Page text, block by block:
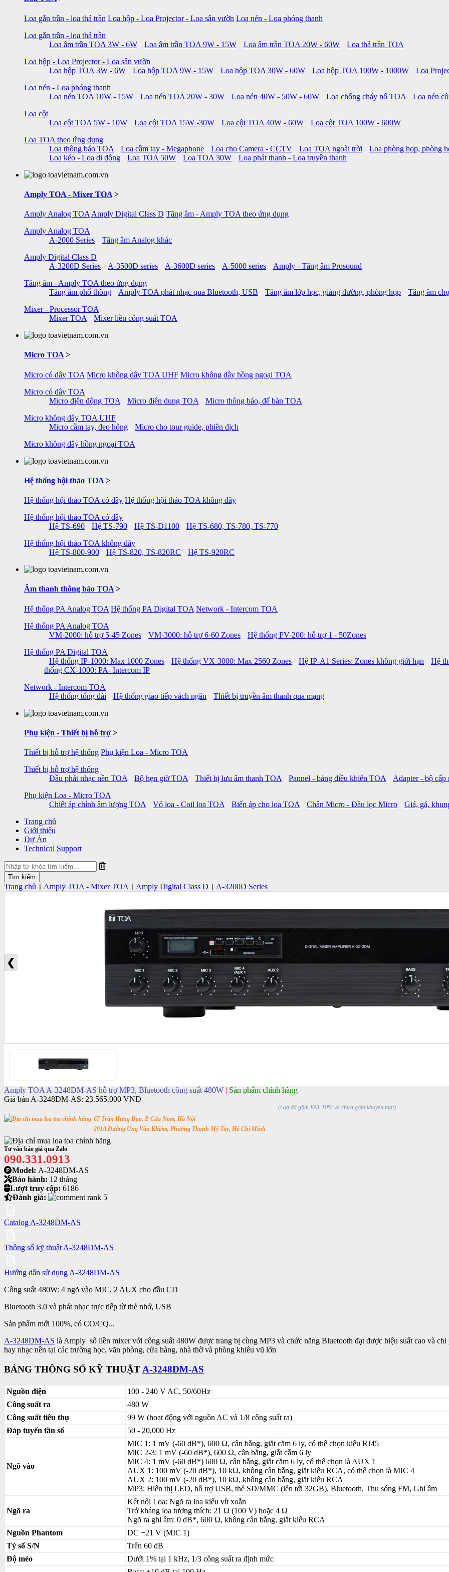
Loa gắn trần - loa thả trần Loa hộp - Loa Projector - Loa sân vườn Loa nén - Loa phóng thanh
Loa gắn trần - loa thả trần
Loa âm trần TOA 3W - 6W
Loa âm trần TOA 9W - 15W Loa âm trần TOA 20W - 60W
Loa thả trần TOA
Loa hộp - Loa Projector - Loa sân vườn
Loa hộp TOA 3W - 6W
Loa hộp TOA 9W - 15W Loa hộp TOA 30W - 60W Loa hộp TOA 100W - 1000W
Loa
Loa nén - Loa phóng thanh
Loa nén TOA 10W - 15W
Loa nén TOA 20W - 30W Loa nén 40W - 50W - 60W Loa chống cháy nổ TOA
Loa nén
Loa cột
Loa cột TOA 5W - 10W
Loa cột TOA 15W -30W Loa cột TOA 40W - 60W
Loa cột TOA 100W - 600W
Loa TOA theo ứng dụng
Loa thông báo TOA
Loa cầm tay - Megaphone Loa cho Camera - CCTV Loa TOA ngoài trời
Loa phòng họp, phòng
Loa kéo - Loa di động
Loa TOA 50W Loa TOA 30W Loa phát thanh - Loa truyền thanh
Amply TOA - Mixer TOA >
Amply Analog TOA Amply Digital Class D Tăng âm - Amply TOA theo ứng dụng
Amply Analog TOA
A-2000 Series
Tăng âm Analog khác
Amply Digital Class D
A-3200D Series
A-3500D series A-3600D series A-5000 series
Amply - Tăng âm Prosound
Tăng âm - Amply TOA theo ứng dụng
Tăng âm phổ thông
Amply TOA phát nhạc qua Bluetooth, USB Tăng âm lớp học, giảng đường, phòng họp
Tăng âm
Mixer - Processor TOA
Mixer TOA
Mixer liền công suất TOA
Micro TOA >
Micro có dây TOA Micro không dây TOA UHF Micro không dây hồng ngoại TOA
Micro có dây TOA
Micro điện động TOA
Micro điện dung TOA
Micro thông báo, để bàn TOA
Micro không dây TOA UHF
Micro cầm tay, đeo hông
Micro cho tour guide, phiên dịch
Micro không dây hồng ngoại TOA
Hệ thống hội thảo TOA >
Hệ thống hội thảo TOA có dây Hệ thống hội thảo TOA không dây
Hệ thống hội thảo TOA có dây
Hệ TS-690
Hệ TS-790 Hệ TS-D1100
Hệ TS-680, TS-780, TS-770
Hệ thống hội thảo TOA không dây
Hệ TS-800-900
Hệ TS-820, TS-820RC Hệ TS-920RC
Âm thanh thông báo TOA >
Hệ thống PA Analog TOA Hệ thống PA Digital TOA Network - Intercom TOA
Hệ thống PA Analog TOA
VM-2000: hỗ trợ 5-45 Zones
VM-3000: hỗ trợ 6-60 Zones
Hệ thống FV-200: hỗ trợ 1 - 50Zones
Hệ thống PA Digital TOA
Hệ thống IP-1000: Max 1000 Zones
Hệ thống VX-3000: Max 2560 Zones Hệ IP-A1 Series: Zones không giới hạn
Hệ
thống CX-1000: PA- Intercom IP
Network - Intercom TOA
Hệ thống tổng đài
Hệ thống giao tiếp vách ngăn Thiết bị truyền âm thanh qua mạng
Phụ kiện - Thiết bị hỗ trợ >
Thiết bị hỗ trợ hệ thống Phụ kiện Loa - Micro TOA
Thiết bị hỗ trợ hệ thống
Đầu phát nhạc nền TOA
Bộ hẹn giờ TOA Thiết bị lưu âm thanh TOA Pannel - bảng điều khiển TOA
Adapter - bộ
Phụ kiện Loa - Micro TOA
Chiết áp chỉnh âm lượng TOA
Vỏ loa - Coil loa TOA Biến áp cho loa TOA Chân Micro - Đầu lọc Micro
Giá, gá,
Trang chủ
Giới thiệu
Dự Án
Technical Support
Trang chủ Amply TOA - Mixer TOA Amply Digital Class D A-3200D Series
❮
Amply TOA A-3248DM-AS hỗ trợ MP3, Bluetooth công suất 480W | Sản phẩm chính hãng
Giá bán A-3248DM-AS: 23.565.000 VNĐ
(Giá đã gồm VAT 10% và chưa gồm khuyến mại)
67 Trần Hưng Đạo, P. Cửa Nam, Hà Nội
291A Đường Ung Văn Khiêm, Phường Thạnh Mỹ Tây, Hỗ Chí Minh
Tư vấn báo giá qua Zalo
090.331.0913
Model: A-3248DM-AS
Bảo hành: 12 tháng
Lượt truy cập: 6186
Đánh giá:
Catalog A-3248DM-AS
Thông số kỹ thuật A-3248DM-AS
Hướng dẫn sử dụng A-3248DM-AS
Công suất 480W: 4 ngõ vào MIC, 2 AUX cho đầu CD
Bluetooth 3.0 và phát nhạc trực tiếp từ thẻ nhớ, USB
Sản phẩm mới 100%, có CO/CQ...
A-3248DM-AS là Amply số liền mixer với công suất 480W được trang bị cùng MP3 và chức năng Bluetooth đạt được hiệu suất cao và
hay nhạc nền tại các trường học, văn phòng, cửa hàng, nhà thờ và phòng khiêu vũ lớn
BẢNG THÔNG SỐ KỸ THUẬT A-3248DM-AS
Nguồn điện
100 - 240 V AC, 50/60Hz
Công suất ra
480 W
Công suất tiêu thụ
99 W (hoạt động với nguồn AC và 1/8 công suất ra)
Đáp tuyến tần số
50 - 20,000 Hz
Ngõ vào
MIC 1: 1 mV (-60 dB*), 600 Ω, cân bằng, giắt cắm 6 ly, có thể chọn kiểu RJ45
MIC 2-3: 1 mV (-60 dB*), 600 Ω, cân bằng, giắt cắm 6 ly
MIC 4: 1 mV (-60 dB*) 600 Ω, cân bằng, giắt cắm 6 ly, có thể chọn là AUX 1
AUX 1: 100 mV (-20 dB*), 10 kΩ, không cân bằng, giắt kiểu RCA, có thể chọn là MIC 4
AUX 2: 100 mV (-20 dB*), 10 kΩ, không cân bằng, giắt kiểu RCA
MP3: Hiển thị LED, hỗ trợ USB, thẻ SD/MMC (lên tới 32GB), Bluetooth, Thu sóng FM, Ghi âm
Ngõ ra
Kết nối Loa: Ngõ ra loa kiểu vít xoắn
Trở kháng loa tương thích: 21 Ω (100 V) hoặc 4 Ω
Ngõ ra ghi âm: 0 dB*, 600 Ω, không cân bằng, giắt kiểu RCA
Nguồn Phantom
DC +21 V (MIC 1)
Tỷ số S/N
Trên 60 dB
Độ méo
Dưới 1% tại 1 kHz, 1/3 công suất ra định mức